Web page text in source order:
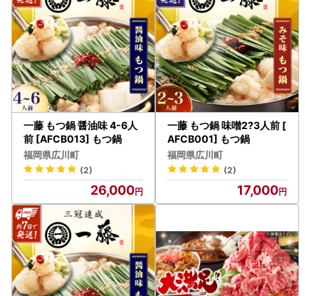
一藤 もつ鍋 醤油味 4-6人
前 [AFCB013] もつ鍋
福岡県広川町
(2)
26,000
一藤 もつ鍋 味噌2?3人前 [
AFCB001] もつ鍋
福岡県広川町
(2)
17,000